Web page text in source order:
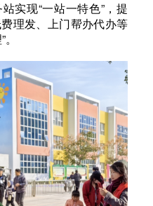
实现“一站一特色”，提
理发、上门帮办代办等